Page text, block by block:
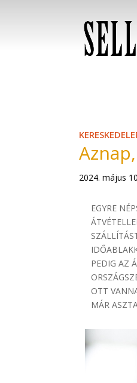
2024. május
EGYRE
PEDIG AZ
OTT
MÁR